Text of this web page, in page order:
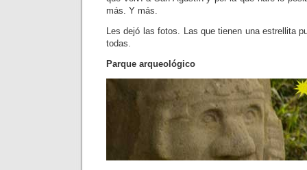
más. Y más.
Les dejó las fotos. Las que tienen una estrellita
todas.
Parque arqueológico